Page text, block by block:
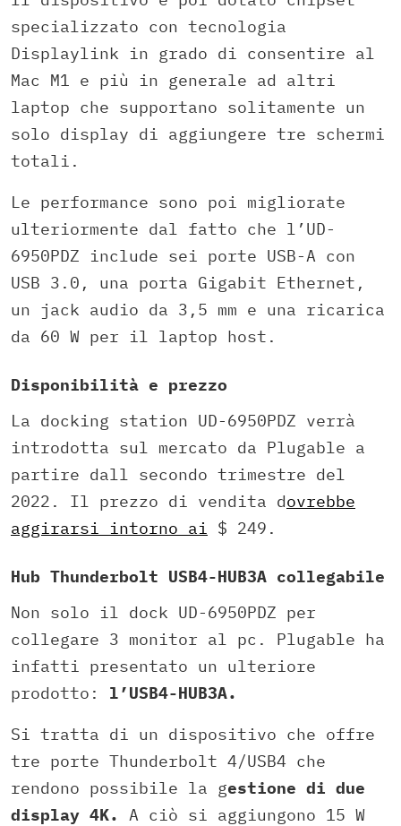
specializzato con tecnologia
Displaylink in grado di consentire al
Mac M1 e più in generale ad altri
laptop che supportano solitamente un
solo display di aggiungere tre schermi
totali.
Le performance sono poi migliorate
ulteriormente dal fatto che l’UD-
6950PDZ include sei porte USB-A con
USB 3.0, una porta Gigabit Ethernet,
un jack audio da 3,5 mm e una ricarica
da 60 W per il laptop host.
Disponibilità e prezzo
La docking station UD-6950PDZ verrà
introdotta sul mercato da Plugable a
partire dall secondo trimestre del
2022. Il prezzo di vendita dovrebbe
aggirarsi intorno ai $ 249.
Hub Thunderbolt USB4-HUB3A collegabile
Non solo il dock UD-6950PDZ per
collegare 3 monitor al pc. Plugable ha
infatti presentato un ulteriore
prodotto: l’USB4-HUB3A.
Si tratta di un dispositivo che offre
tre porte Thunderbolt 4/USB4 che
rendono possibile la gestione di due
display 4K. A ciò si aggiungono 15 W